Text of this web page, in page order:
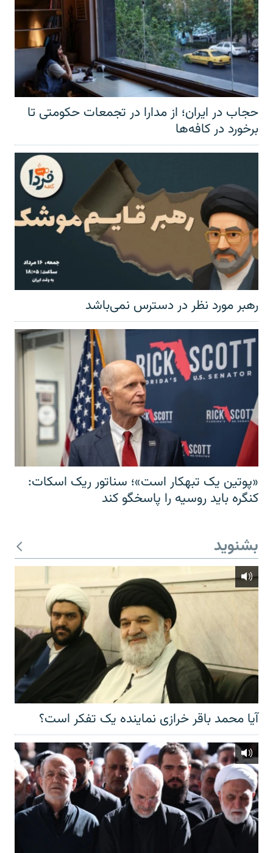
حجاب در ایران؛ از مدارا در تجمعات حکومتی تا
برخورد در کافه‌ها
رهبر مورد نظر در دسترس نمی‌باشد
«پوتین یک تبهکار است»؛ سناتور ریک اسکات:
کنگره باید روسیه را پاسخگو کند
بشنوید
آیا محمد باقر خرازی نماینده یک تفکر است؟